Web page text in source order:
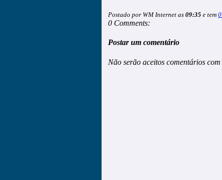
Postado por WM Internet as 09:35 e tem
0 Comments:
Postar um comentário
Não serão aceitos comentários